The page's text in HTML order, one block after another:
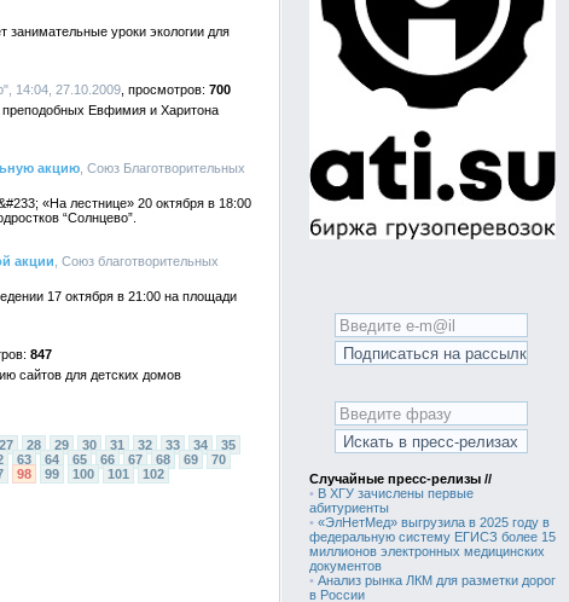
занимательные уроки экологии для
14:04, 27.10.2009
700
преподобных Евфимия и Харитона
акцию , Союз Благотворительных
«На лестнице» 20 октября в 18:00
“Солнцево”.
акции , Союз благотворительных
17 октября в 21:00 на площади
847
сайтов для детских домов
27 28 29 30 31 32 33 34
35
63 64 65 66 67 68 69
70
98 99 100 101 102
Случайные пресс-релизы //
• В ХГУ зачислены первые
абитуриенты
• «ЭлНетМед» выгрузила в 2025 году в
федеральную систему ЕГИСЗ более 15
миллионов электронных медицинских
документов
• Анализ рынка ЛКМ для разметки дорог
в России